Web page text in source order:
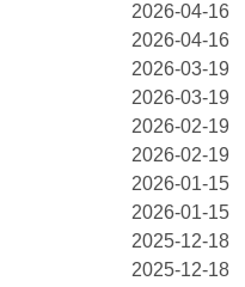
2026-04-16
2026-04-16
2026-03-19
2026-03-19
2026-02-19
2026-02-19
2026-01-15
2026-01-15
2025-12-18
2025-12-18